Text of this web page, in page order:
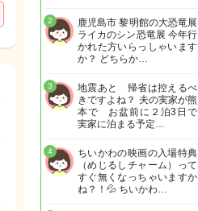
鹿児島市 黎明館の大恐竜展
ライカのシン恐竜展 今年行
かれた方いらっしゃいます
か？ どちらか…
2
地震あと 帰省は控えるべ
きですよね？ 夫の実家が熊
本で お盆前に２泊3日で
実家に泊まる予定…
3
ちいかわの映画の入場特典
（めじるしチャーム）って
すぐ無くなっちゃいますか
ね？！💦 ちいかわ…
4